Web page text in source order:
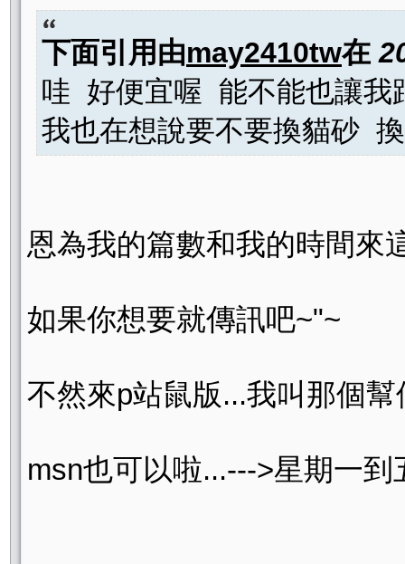
下面引用由may2410tw在
哇 好便宜喔 能不能也讓我
我也在想說要不要換貓砂
恩為我的篇數和我的時間來
如果你想要就傳訊吧~"~
不然來p站鼠版...我叫那個
msn也可以啦...--->星期一